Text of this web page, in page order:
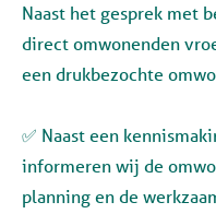
Naast het gesprek met
direct omwonenden
een drukbezochte
✅ Naast een
informeren wij de
planning en de